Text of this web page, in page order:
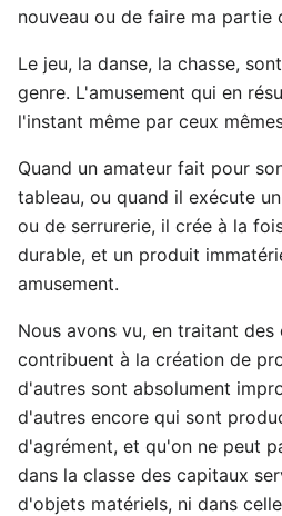
nouveau ou de faire ma partie
Le jeu, la danse, la chasse,
genre. L'amusement qui en
l'instant même par ceux
Quand un amateur fait pour
tableau, ou quand il exécute
ou de serrurerie, il crée à la
durable, et un produit
amusement.
Nous avons vu, en traitant des
contribuent à la création de
d'autres sont absolument
d'autres encore qui sont
d'agrément, et qu'on ne peut
dans la classe des capitaux
d'objets matériels, ni dans